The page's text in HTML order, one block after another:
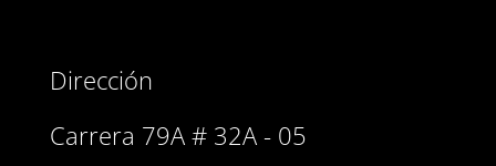
Dirección
Carrera 79A # 32A - 05